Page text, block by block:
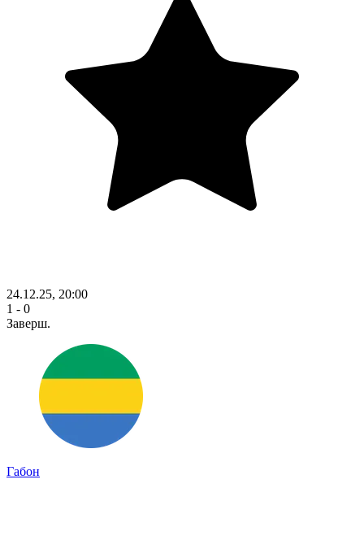
24.12.25, 20:00
1 - 0
Заверш.
Габон